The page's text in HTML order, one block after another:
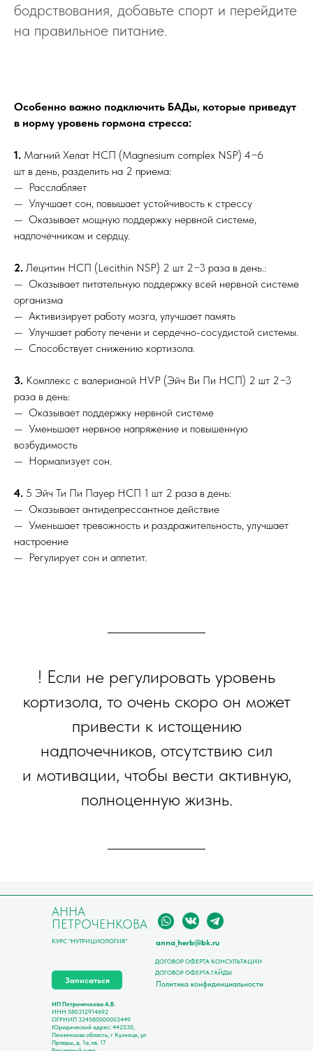
бодрствования, добавьте спорт и перейдите
на правильное питание.
Особенно важно подключить БАДы, которые приведут
в норму уровень гормона стресса:
1. Магний Хелат НСП (Magnesium complex NSP) 4−6
шт в день, разделить на 2 приема:
— Расслабляет
— Улучшает сон, повышает устойчивость к стрессу
— Оказывает мощную поддержку нервной системе,
надпочечникам и сердцу.
2. Лецитин НСП (Lecithin NSP) 2 шт 2−3 раза в день.:
— Оказывает питательную поддержку всей нервной системе
организма
— Активизирует работу мозга, улучшает память
— Улучшает работу печени и сердечно-сосудистой системы.
— Способствует снижению кортизола.
3. Комплекс с валерианой HVP (Эйч Ви Пи НСП) 2 шт 2−3
раза в день:
— Оказывает поддержку нервной системе
— Уменьшает нервное напряжение и повышенную
возбудимость
— Нормализует сон.
4. 5 Эйч Ти Пи Пауер НСП 1 шт 2 раза в день:
— Оказывает антидепрессантное действие
— Уменьшает тревожность и раздражительность, улучшает
настроение
— Регулирует сон и аппетит.
! Если не регулировать уровень
кортизола, то очень скоро он может
привести к истощению
надпочечников, отсутствию сил
и мотивации, чтобы вести активную,
полноценную жизнь.
АННА
ПЕТРОЧЕНКОВА
КУРС "НУТРИЦИОЛОГИЯ"
Политика конфиденциальности
Записаться
ИП Петроченкова А.В
ИНН 580312914692
ОГРНИП 324580000003449
Юридический адрес: 442530,
Пензенская область, г Кузнецк, ул
Правды, д. 1а, кв. 17
anna_herb@bk.ru
ДОГОВОР ОФЕРТА КОНСУЛЬТАЦИИ
ДОГОВОР ОФЕРТА ГАЙДЫ